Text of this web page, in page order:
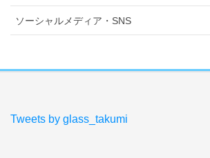
ソーシャルメディア・SNS
Tweets by glass_takumi